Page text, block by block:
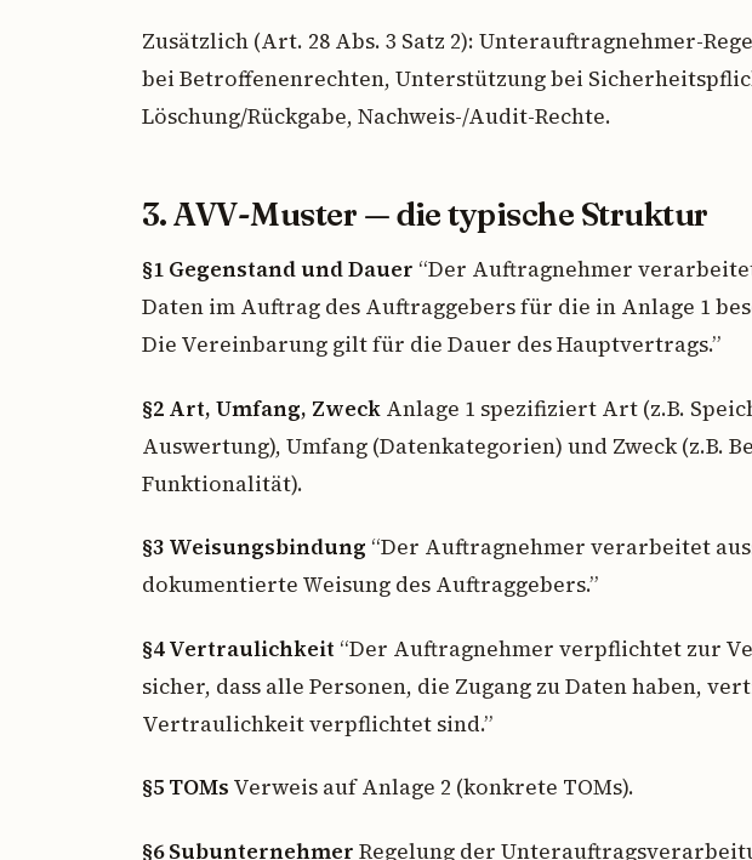
Zusätzlich (Art. 28 Abs. 3 Satz 2): Unterauftragnehmer-
bei Betroffenenrechten, Unterstützung bei
Löschung/Rückgabe, Nachweis-/Audit-Rechte.
3. AVV-Muster — die typische Struktur
§1 Gegenstand und Dauer “Der Auftragnehmer
Daten im Auftrag des Auftraggebers für die in Anlage 1
Die Vereinbarung gilt für die Dauer des Hauptvertrags.”
§2 Art, Umfang, Zweck Anlage 1 spezifiziert Art (z.B.
Auswertung), Umfang (Datenkategorien) und Zweck (z.B.
Funktionalität).
§3 Weisungsbindung “Der Auftragnehmer verarbeitet
dokumentierte Weisung des Auftraggebers.”
§4 Vertraulichkeit “Der Auftragnehmer verpflichtet zur
sicher, dass alle Personen, die Zugang zu Daten haben,
Vertraulichkeit verpflichtet sind.”
§5 TOMs Verweis auf Anlage 2 (konkrete TOMs).
§6 Subunternehmer Regelung der